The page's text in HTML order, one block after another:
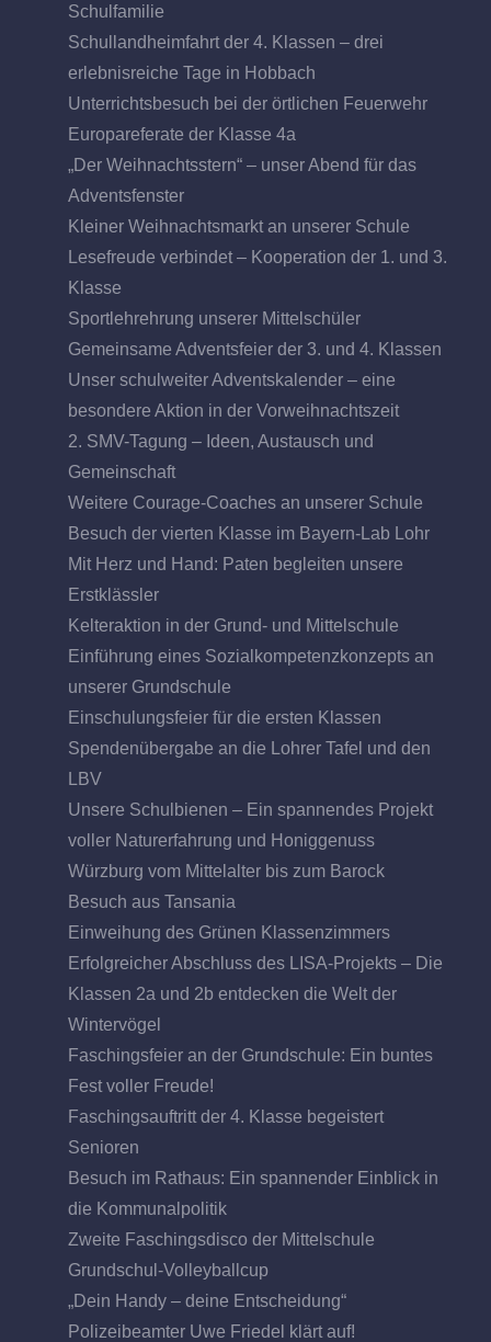
Schulfamilie
Schullandheimfahrt der 4. Klassen – drei
erlebnisreiche Tage in Hobbach
Unterrichtsbesuch bei der örtlichen Feuerwehr
Europareferate der Klasse 4a
„Der Weihnachtsstern“ – unser Abend für das
Adventsfenster
Kleiner Weihnachtsmarkt an unserer Schule
Lesefreude verbindet – Kooperation der 1. und 3.
Klasse
Sportlehrehrung unserer Mittelschüler
Gemeinsame Adventsfeier der 3. und 4. Klassen
Unser schulweiter Adventskalender – eine
besondere Aktion in der Vorweihnachtszeit
2. SMV-Tagung – Ideen, Austausch und
Gemeinschaft
Weitere Courage-Coaches an unserer Schule
Besuch der vierten Klasse im Bayern-Lab Lohr
Mit Herz und Hand: Paten begleiten unsere
Erstklässler
Kelteraktion in der Grund- und Mittelschule
Einführung eines Sozialkompetenzkonzepts an
unserer Grundschule
Einschulungsfeier für die ersten Klassen
Spendenübergabe an die Lohrer Tafel und den
LBV
Unsere Schulbienen – Ein spannendes Projekt
voller Naturerfahrung und Honiggenuss
Würzburg vom Mittelalter bis zum Barock
Besuch aus Tansania
Einweihung des Grünen Klassenzimmers
Erfolgreicher Abschluss des LISA-Projekts – Die
Klassen 2a und 2b entdecken die Welt der
Wintervögel
Faschingsfeier an der Grundschule: Ein buntes
Fest voller Freude!
Faschingsauftritt der 4. Klasse begeistert
Senioren
Besuch im Rathaus: Ein spannender Einblick in
die Kommunalpolitik
Zweite Faschingsdisco der Mittelschule
Grundschul-Volleyballcup
„Dein Handy – deine Entscheidung“
Polizeibeamter Uwe Friedel klärt auf!